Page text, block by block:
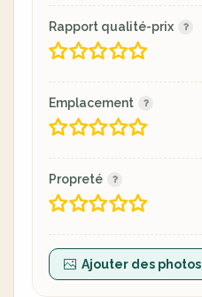
Rapport qualité-prix
Emplacement
Propreté
Ajouter des photos